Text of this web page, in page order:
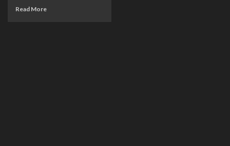
Read More